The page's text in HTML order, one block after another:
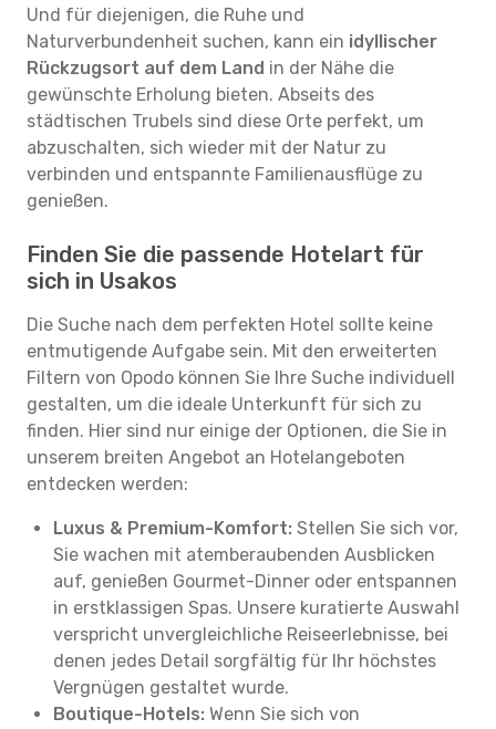
Und für diejenigen, die Ruhe und
Naturverbundenheit suchen, kann ein idyllischer
Rückzugsort auf dem Land in der Nähe die
gewünschte Erholung bieten. Abseits des
städtischen Trubels sind diese Orte perfekt, um
abzuschalten, sich wieder mit der Natur zu
verbinden und entspannte Familienausflüge zu
genießen.
Finden Sie die passende Hotelart für
sich in Usakos
Die Suche nach dem perfekten Hotel sollte keine
entmutigende Aufgabe sein. Mit den erweiterten
Filtern von Opodo können Sie Ihre Suche individuell
gestalten, um die ideale Unterkunft für sich zu
finden. Hier sind nur einige der Optionen, die Sie in
unserem breiten Angebot an Hotelangeboten
entdecken werden:
Luxus & Premium-Komfort: Stellen Sie sich vor,
Sie wachen mit atemberaubenden Ausblicken
auf, genießen Gourmet-Dinner oder entspannen
in erstklassigen Spas. Unsere kuratierte Auswahl
verspricht unvergleichliche Reiseerlebnisse, bei
denen jedes Detail sorgfältig für Ihr höchstes
Vergnügen gestaltet wurde.
Boutique-Hotels: Wenn Sie sich von